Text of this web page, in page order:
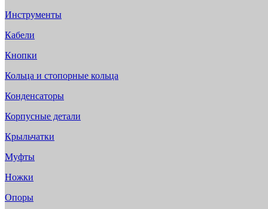
Инструменты
Кабели
Кнопки
Кольца и стопорные кольца
Конденсаторы
Корпусные детали
Крыльчатки
Муфты
Ножки
Опоры